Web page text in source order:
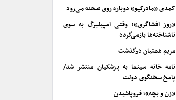
کمدی «مادرکیو» دوباره روی صحنه می‌رود
«روز افشاگری»؛ وقتی اسپیلبرگ به سوی
ناشناخته‌ها بازمی‌گردد
مریم همتیان درگذشت
نامه خانه سینما به پزشکیان منتشر شد/
پاسخ سخنگوی دولت
«زن و بچه»؛ فروپاشیدن